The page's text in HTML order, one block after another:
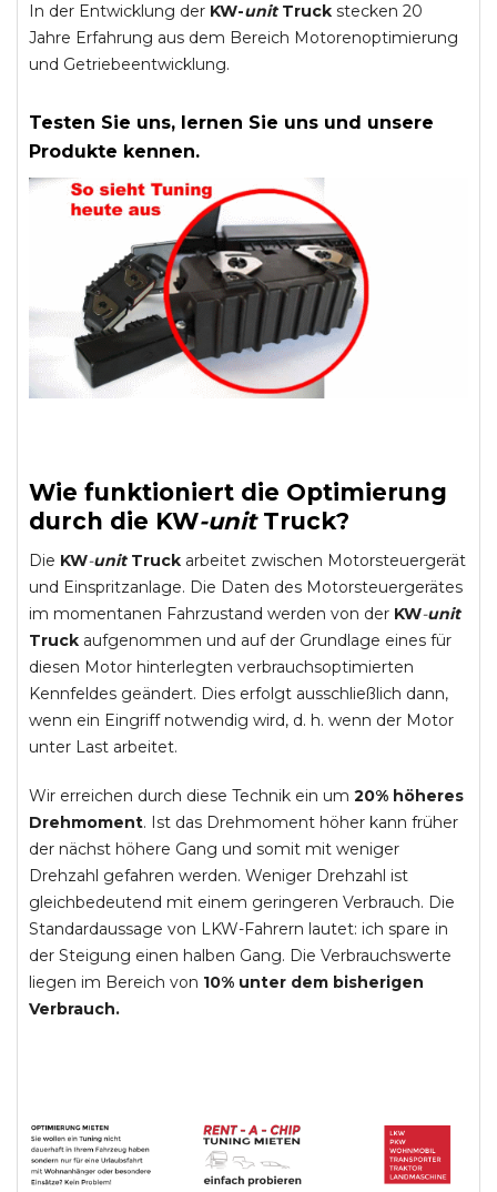
In der Entwicklung der KW-unitTruck stecken 20
Jahre Erfahrung aus dem Bereich Motorenoptimierung
und Getriebeentwicklung.
Testen Sie uns, lernen Sie uns und unsere
Produkte kennen.
Wie funktioniert die Optimierung
durch die KW-unit Truck?
Die KW-unit Truck arbeitet zwischen Motorsteuergerät
und Einspritzanlage. Die Daten des Motorsteuergerätes
im momentanen Fahrzustand werden von der KW-unit
Truck aufgenommen und auf der Grundlage eines für
diesen Motor hinterlegten verbrauchsoptimierten
Kennfeldes geändert. Dies erfolgt ausschließlich dann,
wenn ein Eingriff notwendig wird, d. h. wenn der Motor
unter Last arbeitet.
Wir erreichen durch diese Technik ein um 20% höheres
Drehmoment. Ist das Drehmoment höher kann früher
der nächst höhere Gang und somit mit weniger
Drehzahl gefahren werden. Weniger Drehzahl ist
gleichbedeutend mit einem geringeren Verbrauch. Die
Standardaussage von LKW-Fahrern lautet: ich spare in
der Steigung einen halben Gang. Die Verbrauchswerte
liegen im Bereich von 10% unter dem bisherigen
Verbrauch.